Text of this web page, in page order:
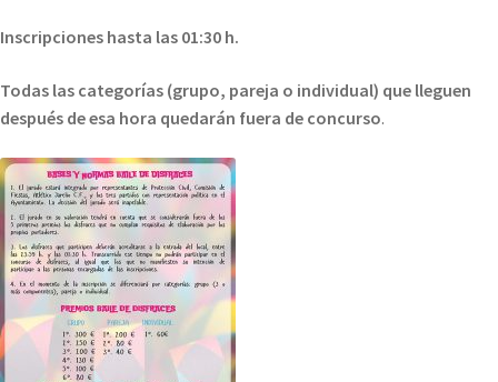
Inscripciones hasta las 01:30 h.
Todas las categorías (grupo, pareja o individual) que lleguen
después de esa hora quedarán fuera de concurso.